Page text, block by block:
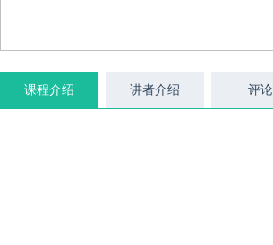
课程介绍 讲者介绍 评论